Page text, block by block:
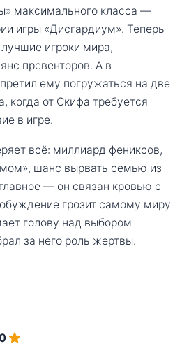
максимального класса —
игры «Дисгардиум». Теперь
лучшие игроки мира,
превенторов. А в
ему погружаться на две
когда от Скифа требуется
в игре.
всё: миллиард фениксов,
шанс вырвать семью из
— он связан кровью с
грозит самому миру
голову над выбором
за него роль жертвы.